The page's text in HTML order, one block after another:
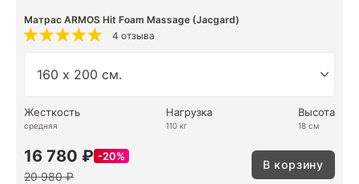
Матрас ARMOS Hit Foam Massage (Jacgard)
4 отзыва
Жесткость
средняя
Нагрузка
110 кг
Высота
18 см
16 780 ₽ 20%
20 980 ₽
В корзину